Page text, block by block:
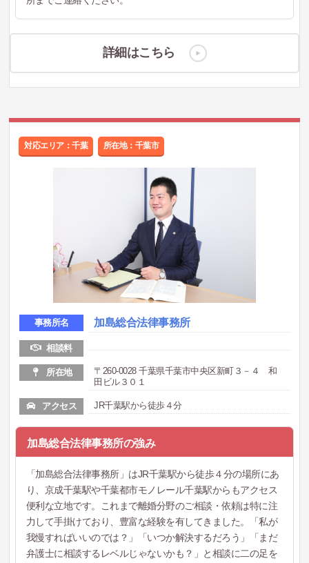
詳細はこちら
対応エリア：千葉 所在地：千葉市
事務所名 加島総合法律事務所
相談料
所在地
〒260-0028 千葉県千葉市中央区新町３－４ 和
田ビル３０１
アクセス JR千葉駅から徒歩４分
加島総合法律事務所の強み
「加島総合法律事務所」はJR千葉駅から徒歩４分の場所にあ
り、京成千葉駅や千葉都市モノレール千葉駅からもアクセス
便利な立地です。これまで離婚分野のご相談・依頼は特に注
力して手掛けており、豊富な経験を有してきました。「私が
我慢すればいいのでは？」「いつか解決するだろう」「まだ
弁護士に相談するレベルじゃないかも？」と相談に二の足を